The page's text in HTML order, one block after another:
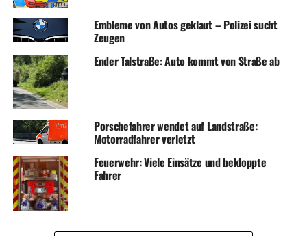
Embleme von Autos geklaut – Polizei sucht
Zeugen
Ender Talstraße: Auto kommt von Straße ab
Porschefahrer wendet auf Landstraße:
Motorradfahrer verletzt
Feuerwehr: Viele Einsätze und bekloppte
Fahrer